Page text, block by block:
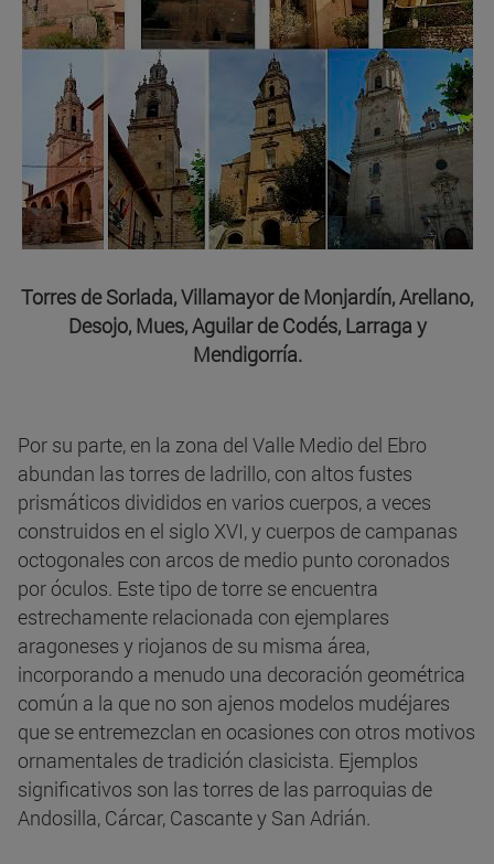
Torres de Sorlada, Villamayor de Monjardín, Arellano,
Desojo, Mues, Aguilar de Codés, Larraga y
Mendigorría.
Por su parte, en la zona del Valle Medio del Ebro
abundan las torres de ladrillo, con altos fustes
prismáticos divididos en varios cuerpos, a veces
construidos en el siglo XVI, y cuerpos de campanas
octogonales con arcos de medio punto coronados
por óculos. Este tipo de torre se encuentra
estrechamente relacionada con ejemplares
aragoneses y riojanos de su misma área,
incorporando a menudo una decoración geométrica
común a la que no son ajenos modelos mudéjares
que se entremezclan en ocasiones con otros motivos
ornamentales de tradición clasicista. Ejemplos
significativos son las torres de las parroquias de
Andosilla, Cárcar, Cascante y San Adrián.